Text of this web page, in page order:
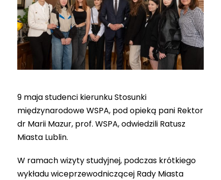
9 maja studenci kierunku Stosunki
międzynarodowe WSPA, pod opieką pani Rektor
dr Marii Mazur, prof. WSPA, odwiedzili Ratusz
Miasta Lublin.
W ramach wizyty studyjnej, podczas krótkiego
wykładu wiceprzewodniczącej Rady Miasta